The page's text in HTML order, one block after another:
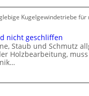
b
a
p
r
e
G
r
i
f
a
Kugelgewindetriebe für
nicht geschliffen
Staub und Schmutz
Holzbearbeitung,